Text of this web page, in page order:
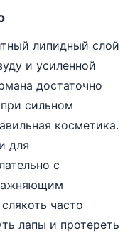
липидный слой
и усиленной
достаточно
сильном
косметика.
для
с
часто
лапы и протереть